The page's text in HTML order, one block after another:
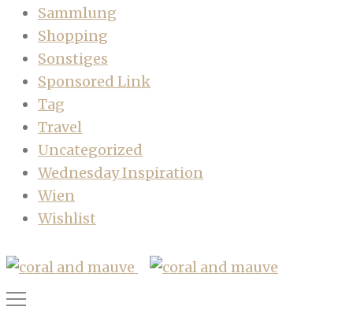
Sammlung
Shopping
Sonstiges
Sponsored Link
Tag
Travel
Uncategorized
Wednesday Inspiration
Wien
Wishlist